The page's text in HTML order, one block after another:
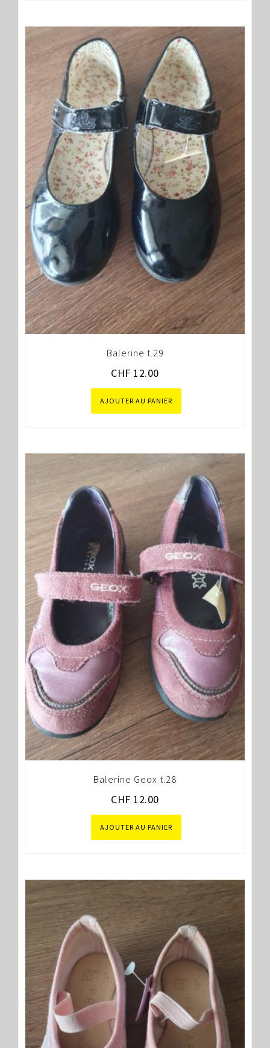
Balerine t.29
CHF 12.00
AJOUTER AU PANIER
Balerine Geox t.28
CHF 12.00
AJOUTER AU PANIER